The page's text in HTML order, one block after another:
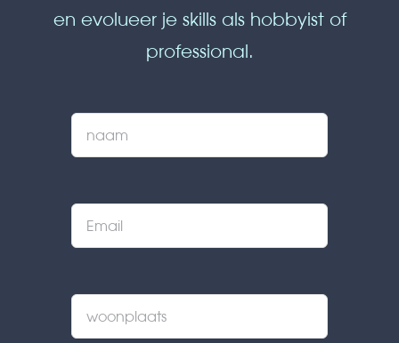
en evolueer je skills als hobbyist of
professional.